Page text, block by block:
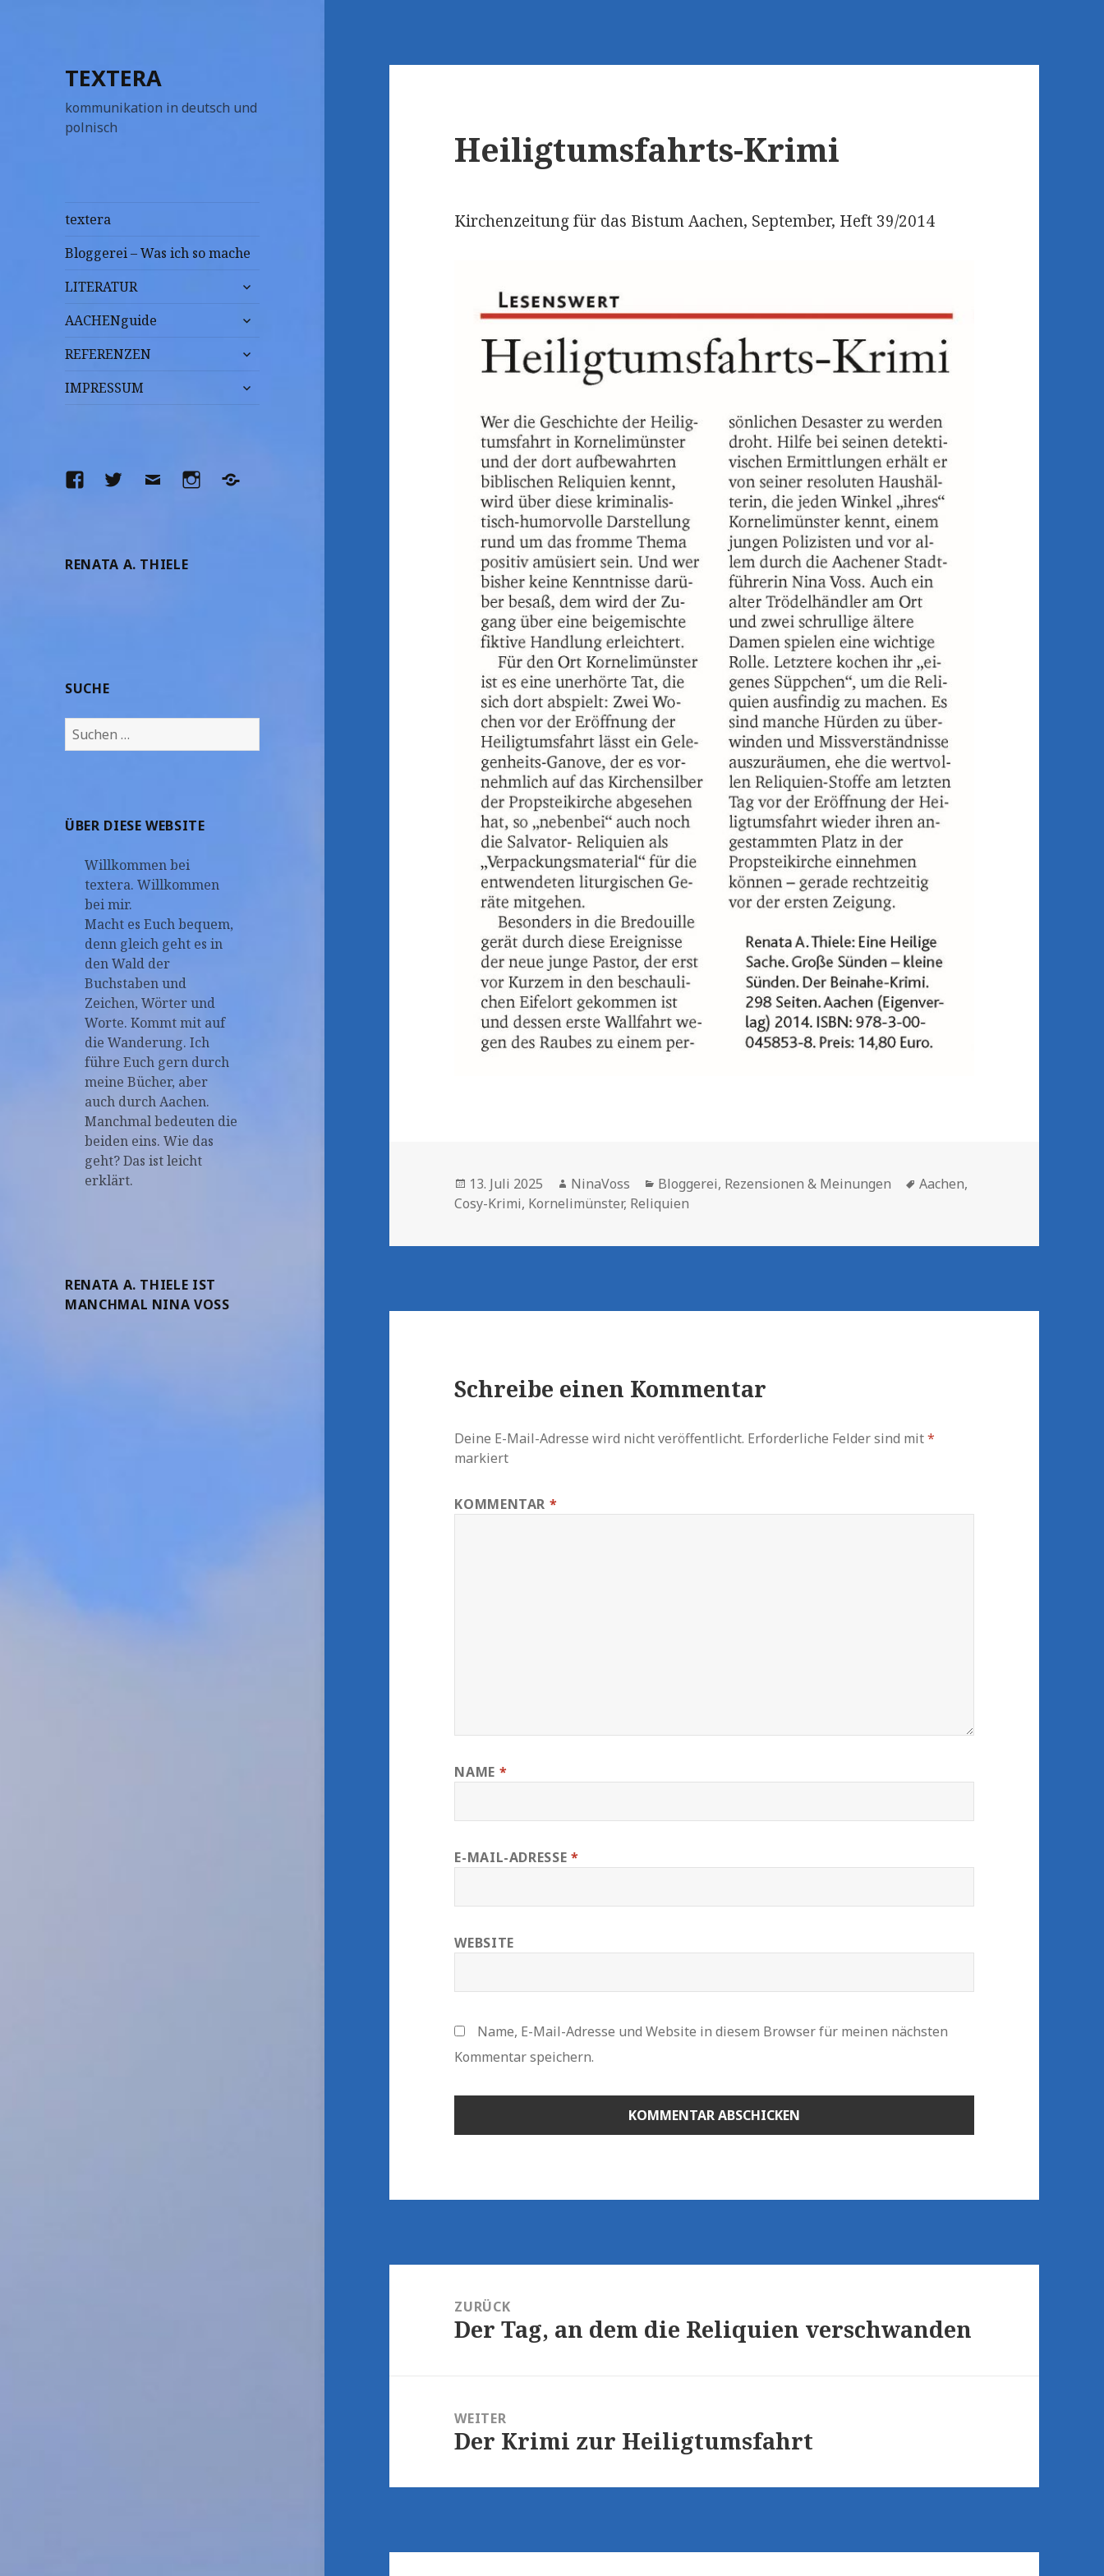
TEXTERA
kommunikation in deutsch und
polnisch
textera
Bloggerei – Was ich so mache
LITERATUR
untermenü
AACHENguide
untermenü
REFERENZEN
untermenü
IMPRESSUM
untermenü
FacebookTwitter
E-
Instagram
Yelp
RENATA A. THIELE
SUCHE
Suchen
nach:
ÜBER DIESE WEBSITE
Willkommen bei
textera. Willkommen
bei mir.
Macht es Euch bequem,
denn gleich geht es in
den Wald der
Buchstaben und
Zeichen, Wörter und
Worte. Kommt mit auf
die Wanderung. Ich
führe Euch gern durch
meine Bücher, aber
auch durch Aachen.
Manchmal bedeuten die
beiden eins. Wie das
geht? Das ist leicht
erklärt.
RENATA A. THIELE IST
MANCHMAL NINA VOSS
Heiligtumsfahrts-Krimi
Kirchenzeitung für das Bistum Aachen, September, Heft 39/2014
Veröffentlicht
am
13. Juli 2025 Autor
NinaVoss Kategorien
Bloggerei, Rezensionen & Meinungen Schlagwörter
Aachen,
Cosy-Krimi, Kornelimünster, Reliquien
Schreibe einen Kommentar
Deine E-Mail-Adresse wird nicht veröffentlicht. Erforderliche Felder sind mit*
markiert
KOMMENTAR *
NAME *
E-MAIL-ADRESSE *
WEBSITE
Name, E-Mail-Adresse und Website in diesem Browser für meinen nächsten
Kommentar speichern.
ZURÜCK
Vorheriger
Der Tag, an dem die Reliquien verschwanden
WEITER
Nächster
Der Krimi zur Heiligtumsfahrt